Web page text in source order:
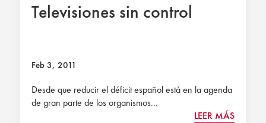
Televisiones sin control
Feb 3, 2011
Desde que reducir el déficit español está en la agenda
de gran parte de los organismos...
LEER MÁS